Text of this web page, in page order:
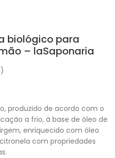
biológico para
– laSaponaria
produzido de acordo com o
a frio, à base de óleo de
enriquecido com óleo
com propriedades